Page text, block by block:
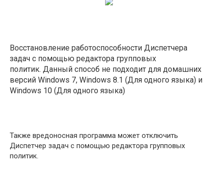
Восстановление работоспособности Диспетчера
задач с помощью редактора групповых
политик. Данный способ не подходит для домашних
версий Windows 7, Windows 8.1 (Для одного языка) и
Windows 10 (Для одного языка)
Также вредоносная программа может отключить
Диспетчер задач с помощью редактора групповых
политик.